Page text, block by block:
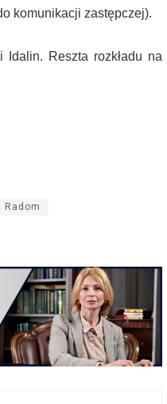
komunikacji zastępczej).
Reszta rozkładu na
Radom